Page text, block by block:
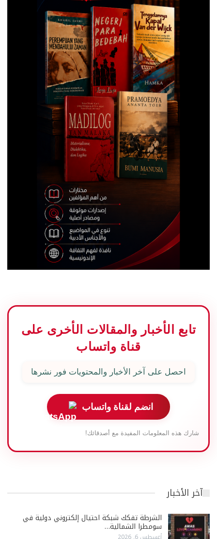
تابع الأخبار والمقالات الأخرى على
قناة واتساب
احصل على آخر الأخبار والمحتويات فور نشرها
انضم لقناة واتساب
شارك هذه المعلومات المفيدة مع أصدقائك!
آخر الأخبار
الشرطة تفكك شبكة احتيال إلكتروني دولية في
سومطرا الشمالية…